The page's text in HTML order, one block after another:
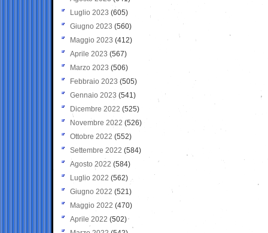
Luglio 2023 (605)
Giugno 2023 (560)
Maggio 2023 (412)
Aprile 2023 (567)
Marzo 2023 (506)
Febbraio 2023 (505)
Gennaio 2023 (541)
Dicembre 2022 (525)
Novembre 2022 (526)
Ottobre 2022 (552)
Settembre 2022 (584)
Agosto 2022 (584)
Luglio 2022 (562)
Giugno 2022 (521)
Maggio 2022 (470)
Aprile 2022 (502)